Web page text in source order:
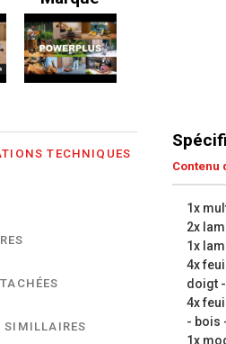
TECHNIQUES
SIMILLAIRES
Contenu
1x
2x
1x
4x
doigt
4x
- bois
1x